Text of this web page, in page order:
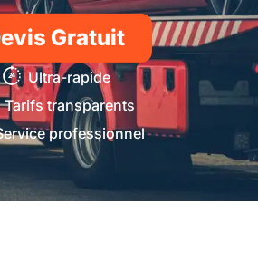
Gratuit
Ultra-rapide
Tarifs transparents
professionnel